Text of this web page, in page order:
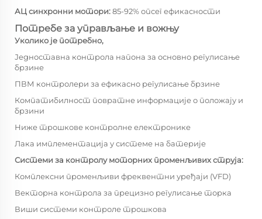
АЦ синхронни мотори:85-92% опсег ефикасности
Потребе за управљање и вожњу
Уколико је потребно,
Једноставна контрола напона за основно регулисање
брзине
ПВМ контролери за ефикасно регулисање брзине
Компатибилност повратне информације о положају и
брзини
Ниже трошкове контролне електронике
Лака имплементација у системе на батерије
Системи за контролу моторних променљивих струја:
Комплексни променљиви фреквентни уређаји (VFD)
Векторна контрола за прецизно регулисање торка
Виши системи контроле трошкова